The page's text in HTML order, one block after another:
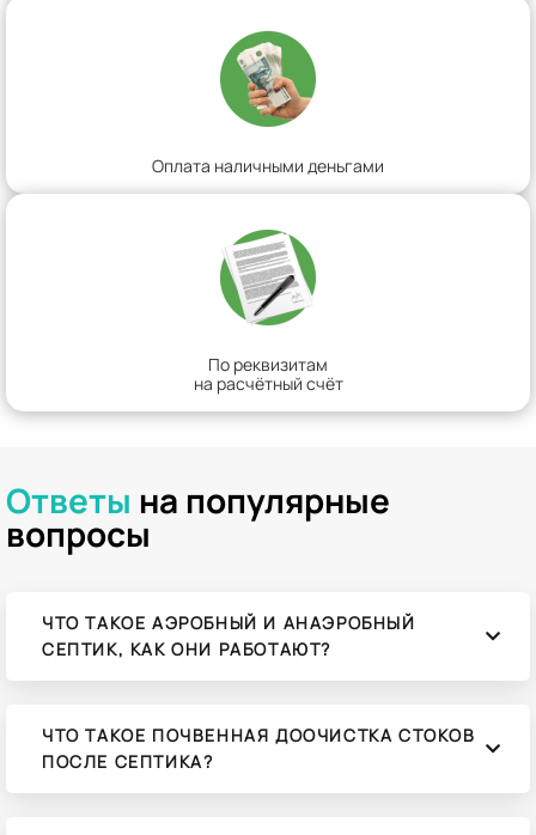
Оплата наличными деньгами
По реквизитам
на расчётный счёт
Ответы на популярные
вопросы
ЧТО ТАКОЕ АЭРОБНЫЙ И АНАЭРОБНЫЙ
СЕПТИК, КАК ОНИ РАБОТАЮТ?
ЧТО ТАКОЕ ПОЧВЕННАЯ ДООЧИСТКА СТОКОВ
ПОСЛЕ СЕПТИКА?